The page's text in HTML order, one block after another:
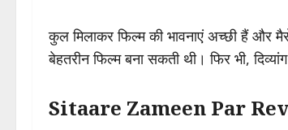
कुल मिलाकर फिल्म की भावनाएं अच्छी हैं और
बेहतरीन फिल्म बना सकती थी। फिर भी,
Sitaare Zameen Par